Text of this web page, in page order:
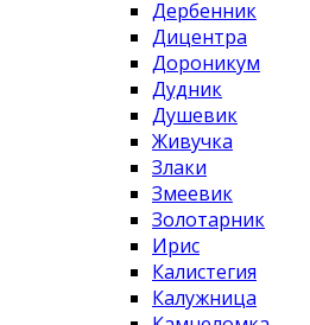
Дербенник
Дицентра
Дороникум
Дудник
Душевик
Живучка
Злаки
Змеевик
Золотарник
Ирис
Калистегия
Калужница